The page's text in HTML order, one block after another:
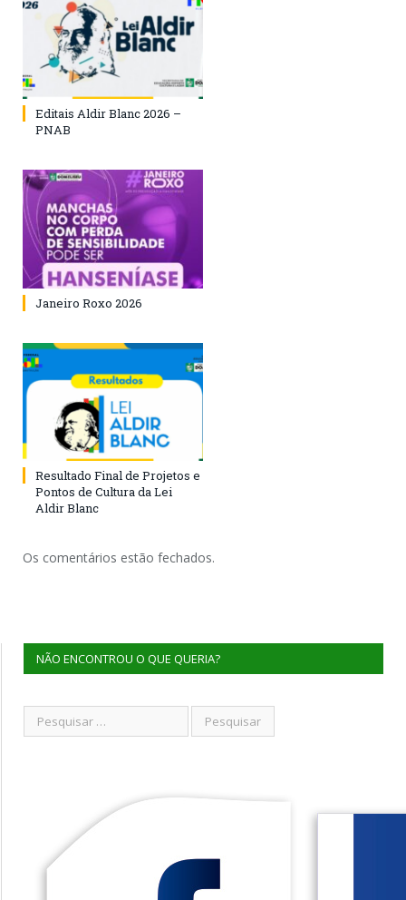
Editais Aldir Blanc 2026 –
PNAB
Janeiro Roxo 2026
Resultado Final de Projetos e
Pontos de Cultura da Lei
Aldir Blanc
Os comentários estão fechados.
NÃO ENCONTROU O QUE QUERIA?